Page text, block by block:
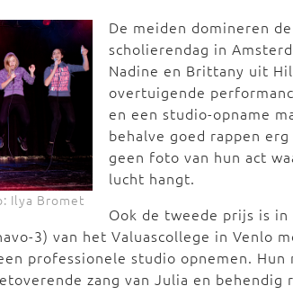
Ilya Bromet
De meiden domineren
scholierendag in
Nadine en Brittany uit
overtuigende
en een studio-opname
behalve goed rappen
geen foto van hun act
lucht hangt.
Ook de tweede prijs is
3) van het Valuascollege in Venlo
professionele studio opnemen. Hun
zang van Julia en behendig